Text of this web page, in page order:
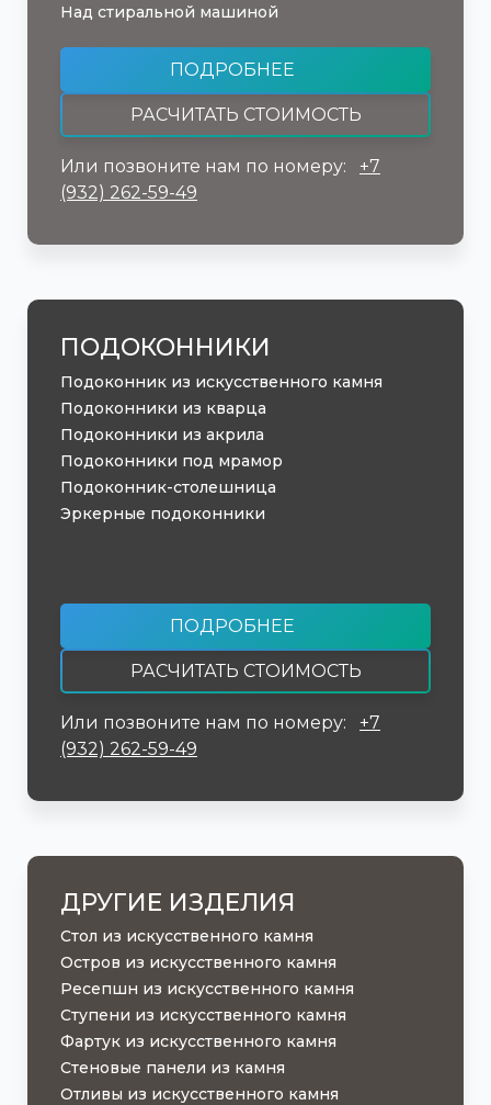
Над стиральной машиной
ПОДРОБНЕЕ
РАСЧИТАТЬ СТОИМОСТЬ
Или позвоните нам по номеру: +7
(932) 262-59-49
ПОДОКОННИКИ
Подоконник из искусственного камня
Подоконники из кварца
Подоконники из акрила
Подоконники под мрамор
Подоконник-столешница
Эркерные подоконники
ПОДРОБНЕЕ
РАСЧИТАТЬ СТОИМОСТЬ
Или позвоните нам по номеру: +7
(932) 262-59-49
ДРУГИЕ ИЗДЕЛИЯ
Стол из искусственного камня
Остров из искусственного камня
Ресепшн из искусственного камня
Ступени из искусственного камня
Фартук из искусственного камня
Стеновые панели из камня
Отливы из искусственного камня